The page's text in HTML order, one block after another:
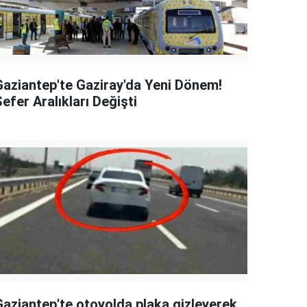
Gaziray'da Yeni Dönem!
Aralıkları Değişti